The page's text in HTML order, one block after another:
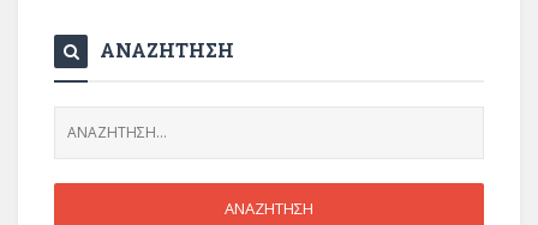
ΑΝΑΖΗΤΗΣΗ